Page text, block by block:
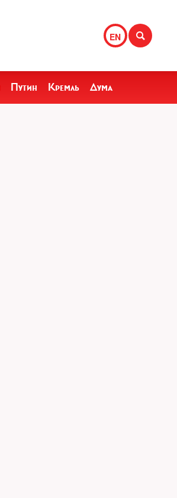
EN
Путин Кремль Дума